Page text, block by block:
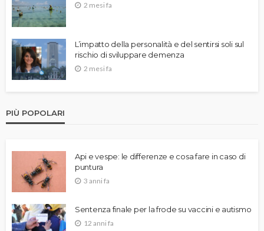
2 mesi fa
L’impatto della personalità e del sentirsi soli sul
rischio di sviluppare demenza
2 mesi fa
PIÙ POPOLARI
Api e vespe: le differenze e cosa fare in caso di
puntura
3 anni fa
Sentenza finale per la frode su vaccini e autismo
12 anni fa